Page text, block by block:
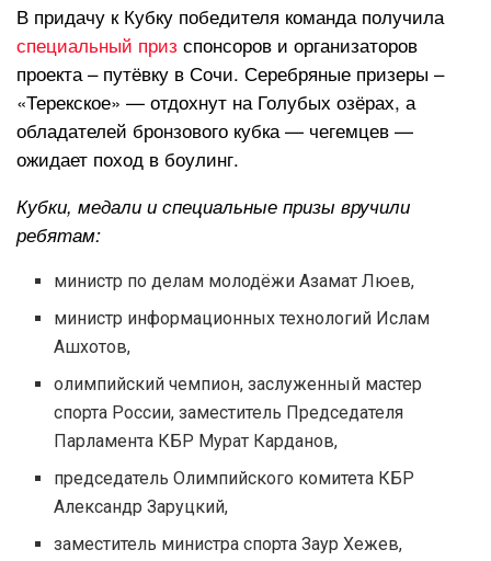
В придачу к Кубку победителя команда получила
специальный приз спонсоров и организаторов
проекта – путёвку в Сочи. Серебряные призеры –
«Терекское» — отдохнут на Голубых озёрах, а
обладателей бронзового кубка — чегемцев —
ожидает поход в боулинг.
Кубки, медали и специальные призы вручили
ребятам:
министр по делам молодёжи Азамат Люев,
министр информационных технологий Ислам
Ашхотов,
олимпийский чемпион, заслуженный мастер
спорта России, заместитель Председателя
Парламента КБР Мурат Карданов,
председатель Олимпийского комитета КБР
Александр Заруцкий,
заместитель министра спорта Заур Хежев,